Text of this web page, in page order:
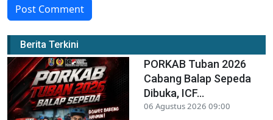
Post Comment
Berita Terkini
PORKAB Tuban 2026
Cabang Balap Sepeda
Dibuka, ICF...
06 Agustus 2026 09:00